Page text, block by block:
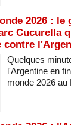
2026 : le
Cucurella
contre
Quelques
l'Argentine en
monde 2026 au